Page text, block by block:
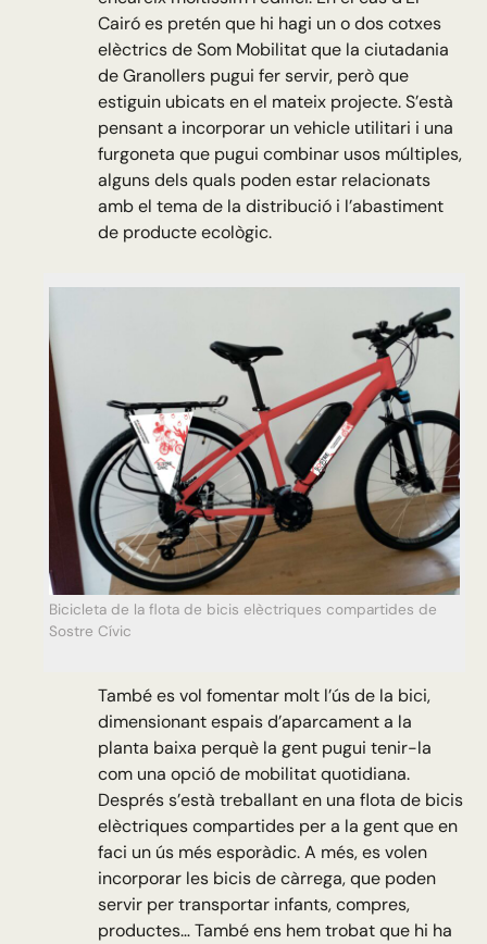
Cairó es pretén que hi hagi un o dos cotxes
elèctrics de Som Mobilitat que la ciutadania
de Granollers pugui fer servir, però que
estiguin ubicats en el mateix projecte. S’està
pensant a incorporar un vehicle utilitari i una
furgoneta que pugui combinar usos múltiples,
alguns dels quals poden estar relacionats
amb el tema de la distribució i l’abastiment
de producte ecològic.
Bicicleta de la flota de bicis elèctriques compartides de
Sostre Cívic
També es vol fomentar molt l’ús de la bici,
dimensionant espais d’aparcament a la
planta baixa perquè la gent pugui tenir-la
com una opció de mobilitat quotidiana.
Després s’està treballant en una flota de bicis
elèctriques compartides per a la gent que en
faci un ús més esporàdic. A més, es volen
incorporar les bicis de càrrega, que poden
servir per transportar infants, compres,
productes… També ens hem trobat que hi ha